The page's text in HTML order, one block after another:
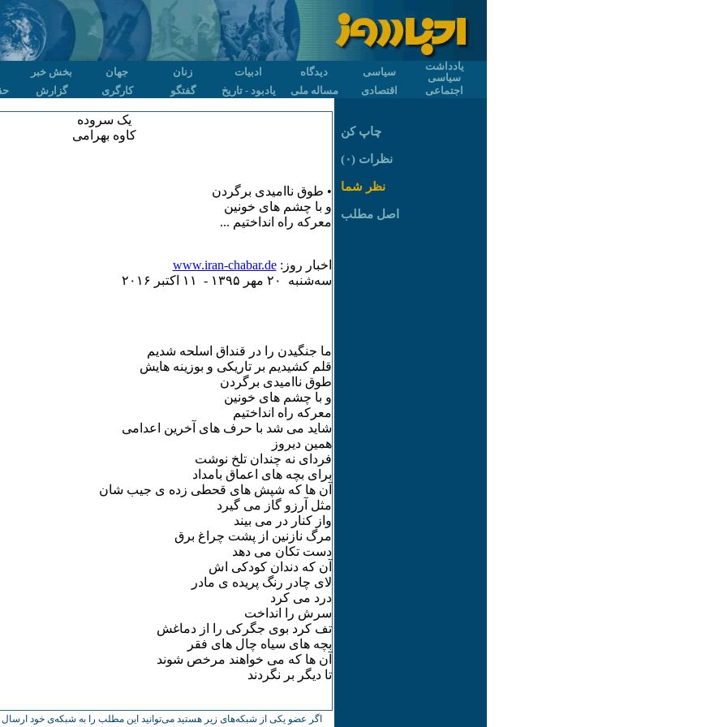
یادداشت
سیاسی
سیاسی دیدگاه ادبیات زنان جهان
بخش خبر
اجتماعی
اقتصادی مساله ملی یادبود - تاریخ گفتگو کارگری گزارش
یک سروده
کاوه بهرامی
• طوق ناامیدی برگردن
و با چشم های خونین
معرکه راه انداختیم ...
اخبار روز:www.iran-chabar.de
سه‌شنبه ۲۰ مهر ۱٣۹۵ - ۱۱ اکتبر ۲۰۱۶
ما جنگیدن را در قنداق اسلحه شدیم
قلم کشیدیم بر تاریکی و بوزینه هایش
طوق ناامیدی برگردن
و با چشم های خونین
معرکه راه انداختیم
شاید می شد با حرف های آخرین اعدامی
همین دیروز
فردای نه چندان تلخ نوشت
برای بچه های اعماق بامداد
آن ها که شپش های قحطی زده ی جیب شان
مثل آرزو گاز می گیرد
واز کنار در می بیند
مرگ نازنین از پشت چراغ برق
دست تکان می دهد
آن که دندان کودکی اش
لای چادر رنگ پریده ی مادر
درد می کرد
سرش را انداخت
تف کرد بوی جگرکی را از دماغش
بچه های سیاه چال های فقر
آن ها که می خواهند مرخص شوند
تا دیگر بر نگردند
اگر عضو یکی از شبکه‌های زیر هستید می‌توانید این مطلب را به شبکه‌ی خود ارسال
چاپ کن
نظرات (۰)
نظر شما
اصل مطلب